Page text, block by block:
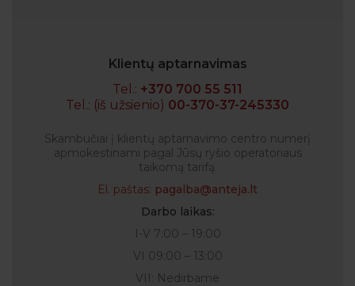
Klientų aptarnavimas
Tel.: +370 700 55 511
Tel.: (iš užsienio) 00-370-37-245330
Skambučiai į klientų aptarnavimo centro numerį
apmokestinami pagal Jūsų ryšio operatoriaus
taikomą tarifą.
El. paštas: pagalba@anteja.lt
Darbo laikas:
I-V 7:00 – 19:00
VI 09:00 – 13:00
VII: Nedirbame